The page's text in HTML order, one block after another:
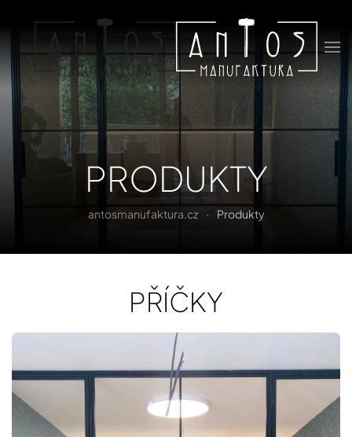
Skip to main content
PRODUKTY
antosmanufaktura.cz Produkty
PŘÍČKY